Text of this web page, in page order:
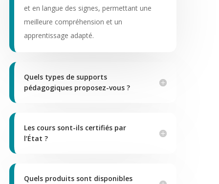
et en langue des signes, permettant une
meilleure compréhension et un
apprentissage adapté.
Quels types de supports
pédagogiques proposez-vous ?
Les cours sont-ils certifiés par
l’État ?
Quels produits sont disponibles